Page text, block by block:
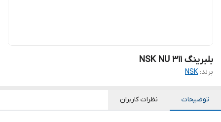
بلبرینگ NSK NU 311
برند: NSK
توضیحات نظرات کاربران